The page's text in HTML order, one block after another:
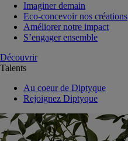
Imaginer demain
Eco-concevoir nos créations
Améliorer notre impact
S’engager ensemble
Découvrir
Talents
Au coeur de Diptyque
Rejoignez Diptyque